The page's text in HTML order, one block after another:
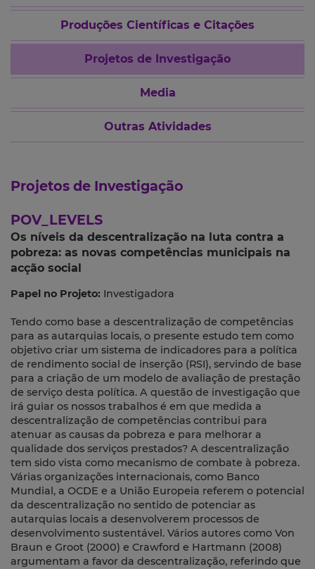
Produções Científicas e Citações
Projetos de Investigação
Media
Outras Atividades
Projetos de Investigação
POV_LEVELS
Os níveis da descentralização na luta contra a
pobreza: as novas competências municipais na
acção social
Papel no Projeto: Investigadora
Tendo como base a descentralização de competências
para as autarquias locais, o presente estudo tem como
objetivo criar um sistema de indicadores para a política
de rendimento social de inserção (RSI), servindo de base
para a criação de um modelo de avaliação de prestação
de serviço desta política. A questão de investigação que
irá guiar os nossos trabalhos é em que medida a
descentralização de competências contribui para
atenuar as causas da pobreza e para melhorar a
qualidade dos serviços prestados? A descentralização
tem sido vista como mecanismo de combate à pobreza.
Várias organizações internacionais, como Banco
Mundial, a OCDE e a União Europeia referem o potencial
da descentralização no sentido de potenciar as
autarquias locais a desenvolverem processos de
desenvolvimento sustentável. Vários autores como Von
Braun e Groot (2000) e Crawford e Hartmann (2008)
argumentam a favor da descentralização, referindo que